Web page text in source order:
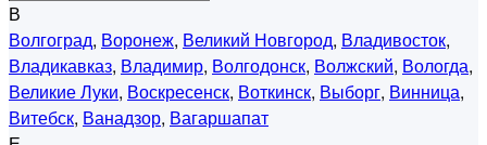
В
Волгоград, Воронеж, Великий Новгород, Владивосток,
Владикавказ, Владимир, Волгодонск, Волжский, Вологда,
Великие Луки, Воскресенск, Воткинск, Выборг, Винница,
Витебск, Ванадзор, Вагаршапат